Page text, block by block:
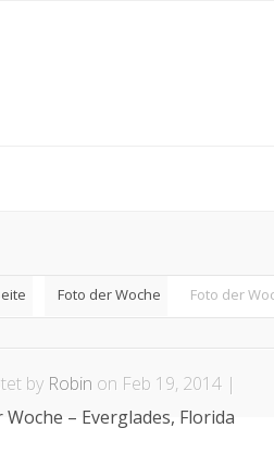
Foto der Woche Foto der
by Robin on Feb 19, 2014 |